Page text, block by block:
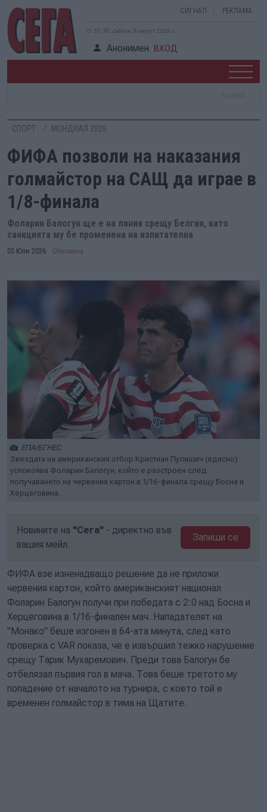
СИГНАЛ РЕКЛАМА
15:31:31, събота, 8 август 2026 г.
Анонимен ВХОД
СПОРТ МОНДИАЛ 2026
ФИФА позволи на наказания
голмайстор на САЩ да играе в
1/8-финала
Фоларин Балогун ще е на линия срещу Белгия, като
санкцията му бе променена на изпитателна
05 Юли 2026 Обновена
ЕПА/БГНЕС
Звездата на американския отбор Кристиан Пулишич (вдясно)
успокоява Фоларин Балогун, който е разстроен след
получаването на червения картон в 1/16-финала срещу Босна и
Херцеговина.
Новините на "Сега" - директно във
вашия мейл.
Запиши се
ФИФА взе изненадващо решение да не приложи
червения картон, който американският национал
Фоларин Балогун получи при победата с 2:0 над Босна и
Херцеговина в 1/16-финален мач. Нападателят на
"Монако" беше изгонен в 64-ата минута, след като
проверка с VAR показа, че е извършил тежко нарушение
срещу Тарик Мухаремович. Преди това Балогун бе
отбелязал първия гол в мача. Това беше третото му
попадение от началото на турнира, с което той е
временен голмайстор в тима на Щатите.